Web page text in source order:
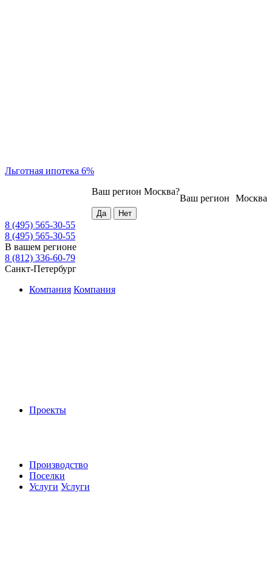
Льготная ипотека 6%
Москва
Ваш регион
Ваш регион Москва?
8 (495) 565-30-55
8 (495) 565-30-55
В вашем регионе
8 (812) 336-60-79
Санкт-Петербург
Компания Компания
Проекты
Производство
Поселки
Услуги Услуги